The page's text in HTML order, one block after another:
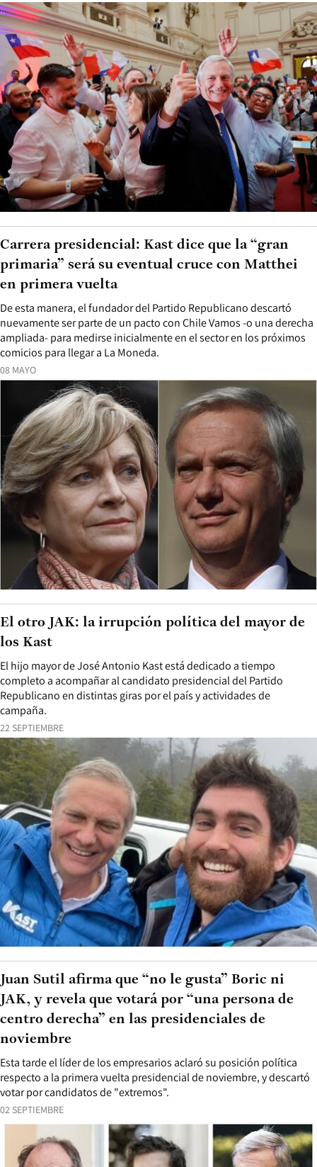
08 MAYO
De esta manera, el fundador del Partido Republicano descartó
nuevamente ser parte de un pacto con Chile Vamos -o una derecha
ampliada- para medirse inicialmente en el sector en los próximos
comicios para llegar a La Moneda.
Carrera presidencial: Kast dice que la “gran
primaria” será su eventual cruce con Matthei
en primera vuelta
22 SEPTIEMBRE
El hijo mayor de José Antonio Kast está dedicado a tiempo
completo a acompañar al candidato presidencial del Partido
Republicano en distintas giras por el país y actividades de
campaña.
El otro JAK: la irrupción política del mayor de
los Kast
02 SEPTIEMBRE
Esta tarde el líder de los empresarios aclaró su posición política
respecto a la primera vuelta presidencial de noviembre, y descartó
votar por candidatos de "extremos".
Juan Sutil afirma que “no le gusta” Boric ni
JAK, y revela que votará por “una persona de
centro derecha” en las presidenciales de
noviembre